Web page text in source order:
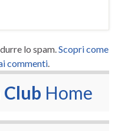
lo spam. Scopri come
commenti
Home